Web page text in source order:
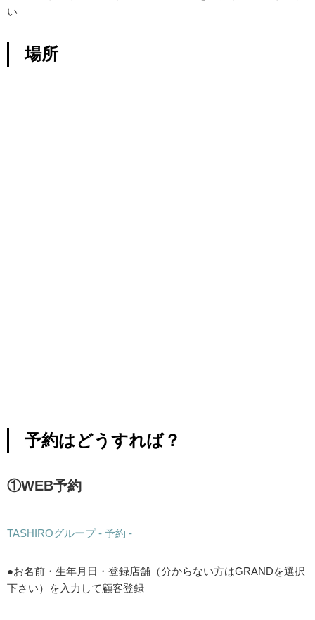
い
場所
予約はどうすれば？
①WEB予約
TASHIROグループ - 予約 -
●お名前・生年月日・登録店舗（分からない方はGRANDを選択
下さい）を入力して顧客登録